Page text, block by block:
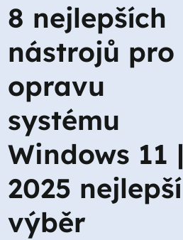
8 nejlepších
nástrojů pro
opravu
systému
Windows 11 |
2025 nejlepší
výběr